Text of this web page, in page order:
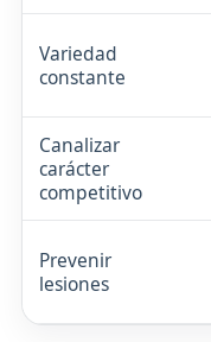
Variedad
constante
Canalizar
carácter
competitivo
Prevenir
lesiones